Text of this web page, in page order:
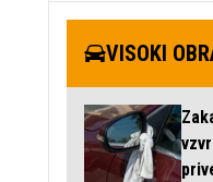
VISOKI